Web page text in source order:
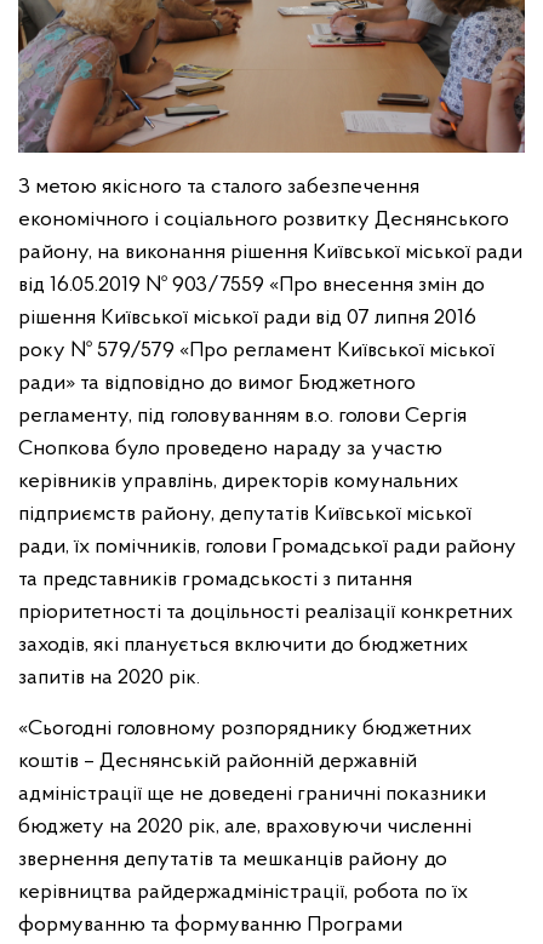
З метою якісного та сталого забезпечення
економічного і соціального розвитку Деснянського
району, на виконання рішення Київської міської ради
від 16.05.2019 № 903/7559 «Про внесення змін до
рішення Київської міської ради від 07 липня 2016
року № 579/579 «Про регламент Київської міської
ради» та відповідно до вимог Бюджетного
регламенту, під головуванням в.о. голови Сергія
Снопкова було проведено нараду за участю
керівників управлінь, директорів комунальних
підприємств району, депутатів Київської міської
ради, їх помічників, голови Громадської ради району
та представників громадськості з питання
пріоритетності та доцільності реалізації конкретних
заходів, які планується включити до бюджетних
запитів на 2020 рік.
«Сьогодні головному розпоряднику бюджетних
коштів – Деснянській районній державній
адміністрації ще не доведені граничні показники
бюджету на 2020 рік, але, враховуючи численні
звернення депутатів та мешканців району до
керівництва райдержадміністрації, робота по їх
формуванню та формуванню Програми